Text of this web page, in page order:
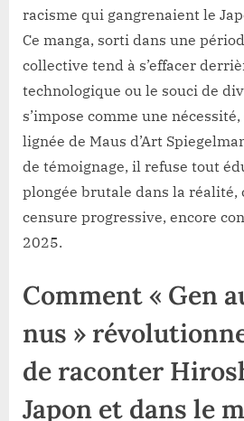
racisme qui gangrenaient le
Ce manga, sorti dans une
collective tend à s’effacer
technologique ou le souci de
s’impose comme une
lignée de Maus d’Art
de témoignage, il refuse tout
plongée brutale dans la réalité,
censure progressive, encore
2025.
Comment « Gen
nus »
de raconter
Japon et dans le